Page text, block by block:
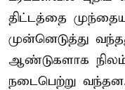
திட்டத்தை முந்தைய
முன்னெடுத்து
ஆண்டுகளாக
நடைபெற்று